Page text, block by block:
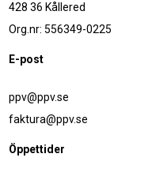
428 36 Kållered
Org.nr: 556349-0225
E-post
ppv@ppv.se
faktura@ppv.se
Öppettider